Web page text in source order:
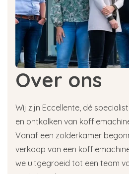
Over ons
Wij zijn Eccellente, dé
en ontkalken van
Vanaf een zolderkamer
verkoop van een
we uitgegroeid tot een team